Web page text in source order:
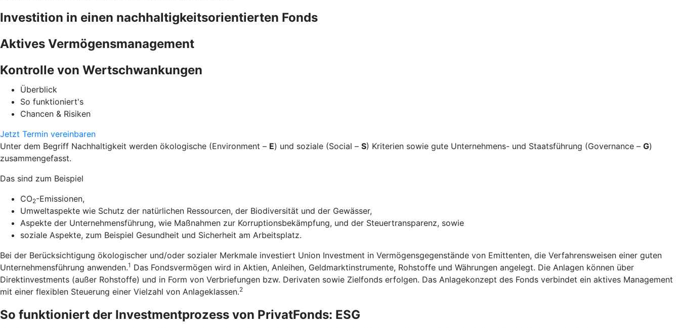
Investition in einen nachhaltigkeitsorientierten Fonds
Aktives Vermögensmanagement
Kontrolle von Wertschwankungen
Überblick
So funktioniert's
Chancen & Risiken
Jetzt Termin vereinbaren
Unter dem Begriff Nachhaltigkeit werden ökologische (Environment – E) und soziale (Social – S) Kriterien sowie gute Unternehmens- und Staatsführung (Governance – G)
zusammengefasst.
Das sind zum Beispiel
CO2-Emissionen,
Umweltaspekte wie Schutz der natürlichen Ressourcen, der Biodiversität und der Gewässer,
Aspekte der Unternehmensführung, wie Maßnahmen zur Korruptionsbekämpfung, und der Steuertransparenz, sowie
soziale Aspekte, zum Beispiel Gesundheit und Sicherheit am Arbeitsplatz.
Bei der Berücksichtigung ökologischer und/oder sozialer Merkmale investiert Union Investment in Vermögensgegenstände von Emittenten, die Verfahrensweisen einer guten
Unternehmensführung anwenden.1 Das Fondsvermögen wird in Aktien, Anleihen, Geldmarktinstrumente, Rohstoffe und Währungen angelegt. Die Anlagen können über
Direktinvestments (außer Rohstoffe) und in Form von Verbriefungen bzw. Derivaten sowie Zielfonds erfolgen. Das Anlagekonzept des Fonds verbindet ein aktives Management
mit einer flexiblen Steuerung einer Vielzahl von Anlageklassen.2
So funktioniert der Investmentprozess von PrivatFonds: ESG